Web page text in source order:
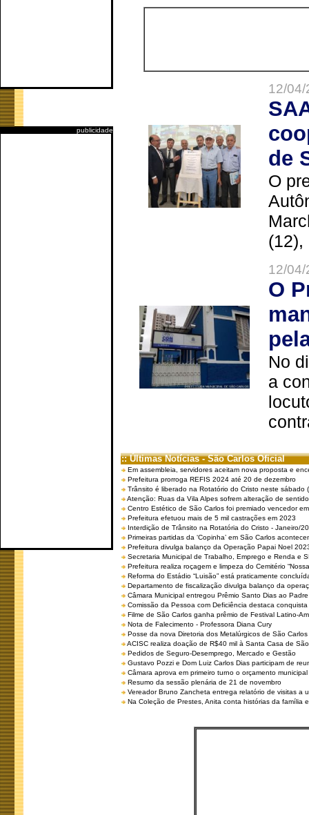
publicidade
12/
de
O
(12),
12/
O
No
a
:: Últimas Notícias - São Carlos Oficial
Em assembleia, servidores aceitam nova proposta e
Prefeitura prorroga REFIS 2024 até 20 de dezembro
Trânsito é liberado na Rotatório do Cristo neste sábado
Atenção: Ruas da Vila Alpes sofrem alteração de
Centro Estético de São Carlos foi premiado vencedor
Prefeitura efetuou mais de 5 mil castrações em 2023
Interdição de Trânsito na Rotatória do Cristo - Janeiro/
Primeiras partidas da ‘Copinha’ em São Carlos
Prefeitura divulga balanço da Operação Papai Noel
Secretaria Municipal de Trabalho, Emprego e Renda e
Prefeitura realiza roçagem e limpeza do Cemitério
Reforma do Estádio “Luisão” está praticamente
Departamento de fiscalização divulga balanço da
Câmara Municipal entregou Prêmio Santo Dias ao
Comissão da Pessoa com Deficiência destaca
Filme de São Carlos ganha prêmio de Festival Latino-
Nota de Falecimento - Professora Diana Cury
Posse da nova Diretoria dos Metalúrgicos de São
ACISC realiza doação de R$40 mil à Santa Casa de
Pedidos de Seguro-Desemprego, Mercado e Gestão
Gustavo Pozzi e Dom Luiz Carlos Dias participam de
Câmara aprova em primeiro turno o orçamento
Resumo da sessão plenária de 21 de novembro
Vereador Bruno Zancheta entrega relatório de visitas a
Na Coleção de Prestes, Anita conta histórias da família